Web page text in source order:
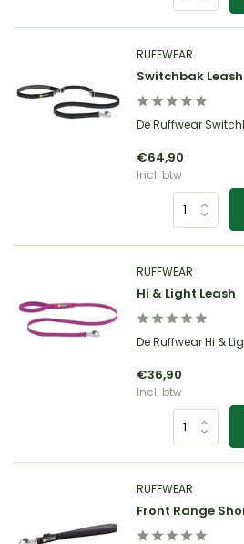
RUFFWEAR
Switchbak Leash
De Ruffwear
€64,90
Incl. btw
RUFFWEAR
Hi & Light Leash
De Ruffwear Hi &
€36,90
Incl. btw
RUFFWEAR
Front Range